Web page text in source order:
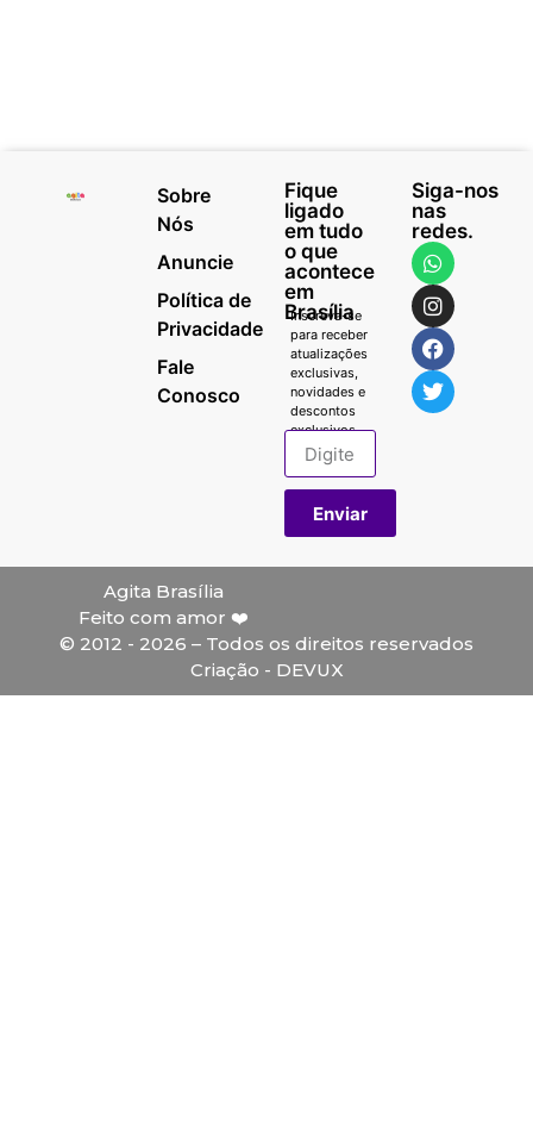
Sobre
Nós
Anuncie
Política de
Privacidade
Fale
Conosco
Fique
ligado
em tudo
o que
acontece
em
Brasília
Inscreva-se
para receber
atualizações
exclusivas,
novidades e
descontos
exclusivos.
Enviar
Siga-nos
nas
redes.
Agita Brasília
Feito com amor ❤️
© 2012 - 2026 – Todos os direitos reservados
Criação - DEVUX